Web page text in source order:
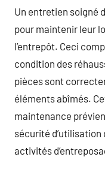
Un entretien soigné
pour maintenir leur
l’entrepôt. Ceci
condition des
pièces sont
éléments abîmés.
maintenance
sécurité
activités